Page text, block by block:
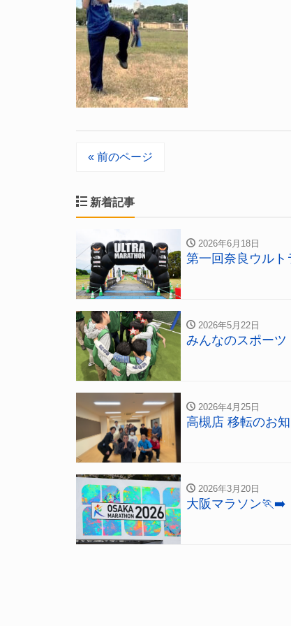
« 前のページ
新着記事
2026年6月18日
第一回奈良ウルト
2026年5月22日
みんなのスポーツ
2026年4月25日
高槻店 移転のお
2026年3月20日
大阪マラソン🏃‍➡️